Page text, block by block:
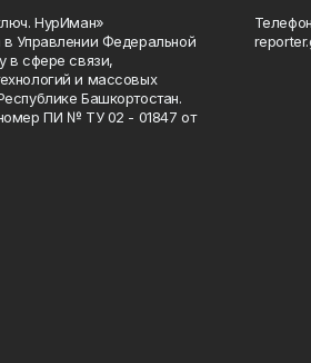
НурИман»
в Управлении Федеральной
в сфере связи,
и массовых
Башкортостан.
ПИ № ТУ 02 - 01847 от